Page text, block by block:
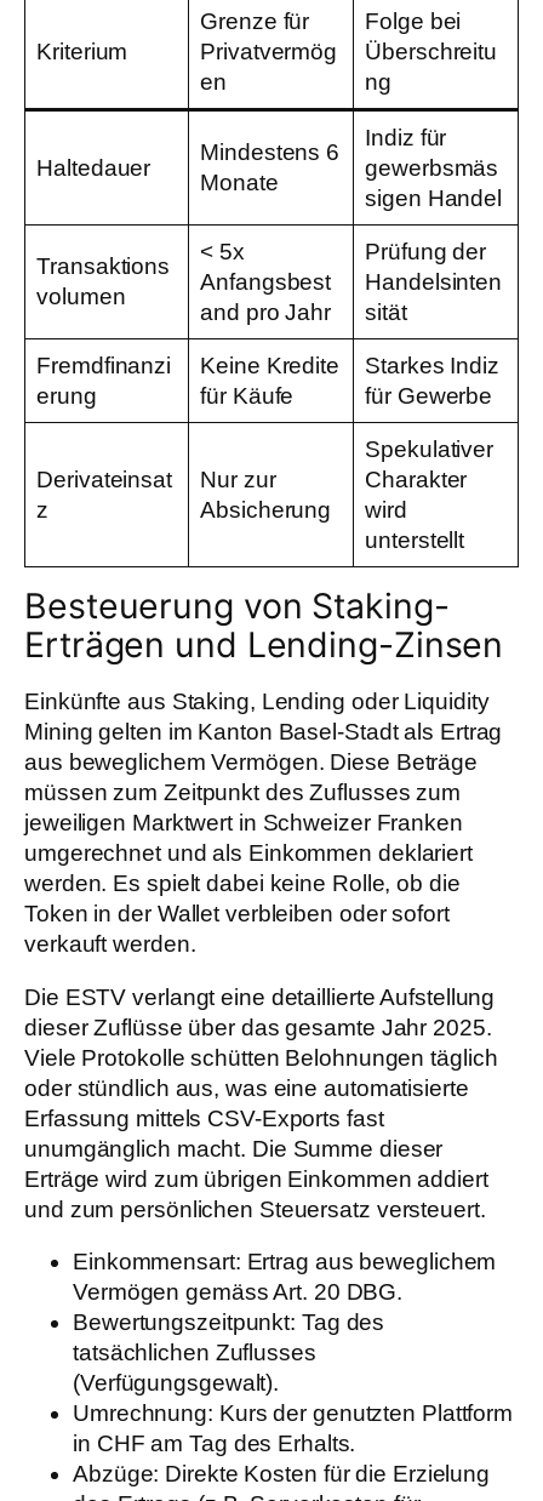
Kriterium
Grenze für
Privatvermög
en
Folge bei
Überschreitu
ng
Haltedauer
Mindestens 6
Monate
Indiz für
gewerbsmäs
sigen Handel
Transaktions
volumen
< 5x
Anfangsbest
and pro Jahr
Prüfung der
Handelsinten
sität
Fremdfinanzi
erung
Keine Kredite
für Käufe
Starkes Indiz
für Gewerbe
Derivateinsat
z
Nur zur
Absicherung
Spekulativer
Charakter
wird
unterstellt
Besteuerung von Staking-
Erträgen und Lending-Zinsen
Einkünfte aus Staking, Lending oder Liquidity
Mining gelten im Kanton Basel-Stadt als Ertrag
aus beweglichem Vermögen. Diese Beträge
müssen zum Zeitpunkt des Zuflusses zum
jeweiligen Marktwert in Schweizer Franken
umgerechnet und als Einkommen deklariert
werden. Es spielt dabei keine Rolle, ob die
Token in der Wallet verbleiben oder sofort
verkauft werden.
Die ESTV verlangt eine detaillierte Aufstellung
dieser Zuflüsse über das gesamte Jahr 2025.
Viele Protokolle schütten Belohnungen täglich
oder stündlich aus, was eine automatisierte
Erfassung mittels CSV-Exports fast
unumgänglich macht. Die Summe dieser
Erträge wird zum übrigen Einkommen addiert
und zum persönlichen Steuersatz versteuert.
Einkommensart: Ertrag aus beweglichem
Vermögen gemäss Art. 20 DBG.
Bewertungszeitpunkt: Tag des
tatsächlichen Zuflusses
(Verfügungsgewalt).
Umrechnung: Kurs der genutzten Plattform
in CHF am Tag des Erhalts.
Abzüge: Direkte Kosten für die Erzielung